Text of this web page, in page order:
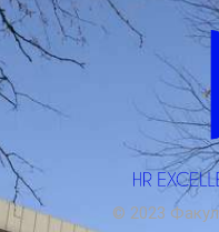
© 2023